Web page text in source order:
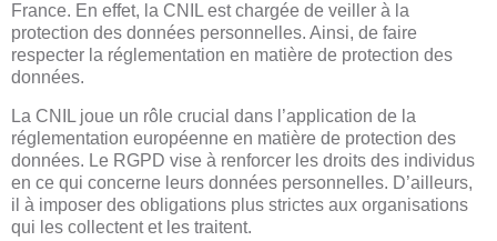
France. En effet, la CNIL est chargée de veiller à la
protection des données personnelles. Ainsi, de faire
respecter la réglementation en matière de protection des
données.
La CNIL joue un rôle crucial dans l’application de la
réglementation européenne en matière de protection des
données. Le RGPD vise à renforcer les droits des individus
en ce qui concerne leurs données personnelles. D’ailleurs,
il à imposer des obligations plus strictes aux organisations
qui les collectent et les traitent.